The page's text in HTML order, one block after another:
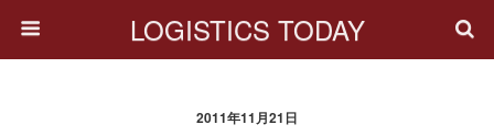
LOGISTICS TODAY
2011年11月21日